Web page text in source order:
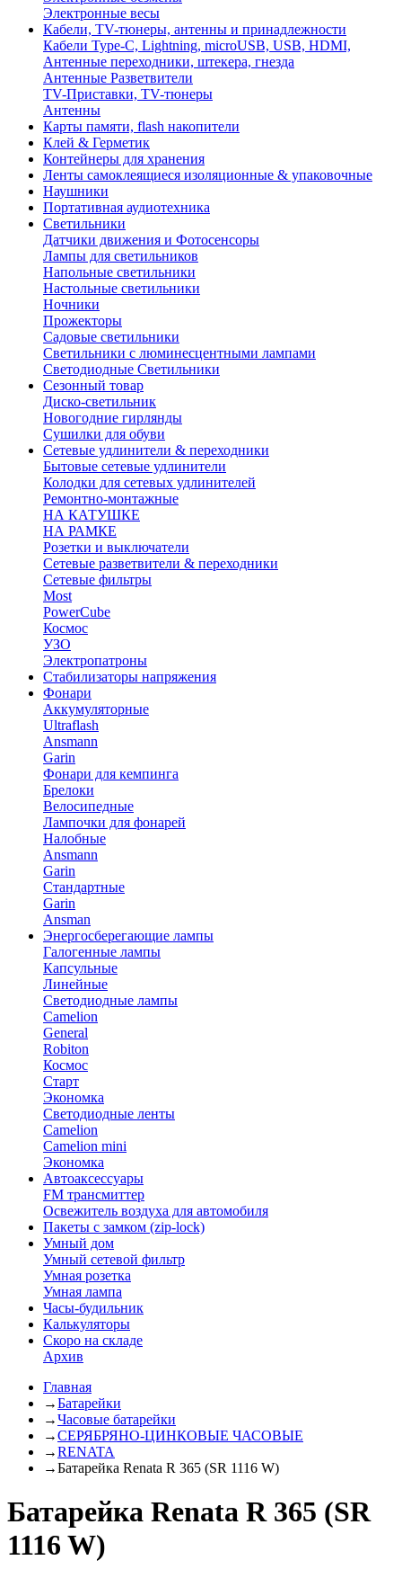
Электронные весы
Кабели, TV-тюнеры, антенны и принадлежности
Кабели Type-C, Lightning, microUSB, USB, HDMI,
Антенные переходники, штекера, гнезда
Антенные Разветвители
TV-Приставки, TV-тюнеры
Антенны
Карты памяти, flash накопители
Клей & Герметик
Контейнеры для хранения
Ленты самоклеящиеся изоляционные & упаковочные
Наушники
Портативная аудиотехника
Светильники
Датчики движения и Фотосенсоры
Лампы для светильников
Напольные светильники
Настольные светильники
Ночники
Прожекторы
Садовые светильники
Светильники с люминесцентными лампами
Светодиодные Светильники
Сезонный товар
Диско-светильник
Новогодние гирлянды
Сушилки для обуви
Сетевые удлинители & переходники
Бытовые сетевые удлинители
Колодки для сетевых удлинителей
Ремонтно-монтажные
НА КАТУШКЕ
НА РАМКЕ
Розетки и выключатели
Сетевые разветвители & переходники
Сетевые фильтры
Most
PowerCube
Космос
УЗО
Электропатроны
Стабилизаторы напряжения
Фонари
Аккумуляторные
Ultraflash
Ansmann
Garin
Фонари для кемпинга
Брелоки
Велосипедные
Лампочки для фонарей
Налобные
Ansmann
Garin
Стандартные
Garin
Ansman
Энергосберегающие лампы
Галогенные лампы
Капсульные
Линейные
Светодиодные лампы
Camelion
General
Robiton
Космос
Старт
Экономка
Светодиодные ленты
Camelion
Camelion mini
Экономка
Автоаксессуары
FM трансмиттер
Освежитель воздуха для автомобиля
Пакеты с замком (zip-lock)
Умный дом
Умный сетевой фильтр
Умная розетка
Умная лампа
Часы-будильник
Калькуляторы
Скоро на складе
Архив
Главная
→Батарейки
→Часовые батарейки
→СЕРЯБРЯНО-ЦИНКОВЫЕ ЧАСОВЫЕ
→RENATA
→Батарейка Renata R 365 (SR 1116 W)
Батарейка Renata R 365 (SR
1116 W)